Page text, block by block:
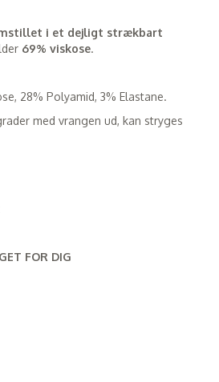
i et dejligt strækbart
69% viskose.
28% Polyamid, 3% Elastane.
med vrangen ud, kan stryges
FOR DIG